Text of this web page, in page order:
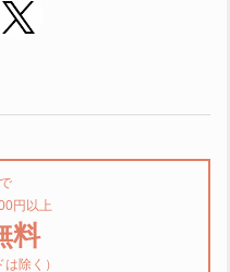
円以上
料
は除く）